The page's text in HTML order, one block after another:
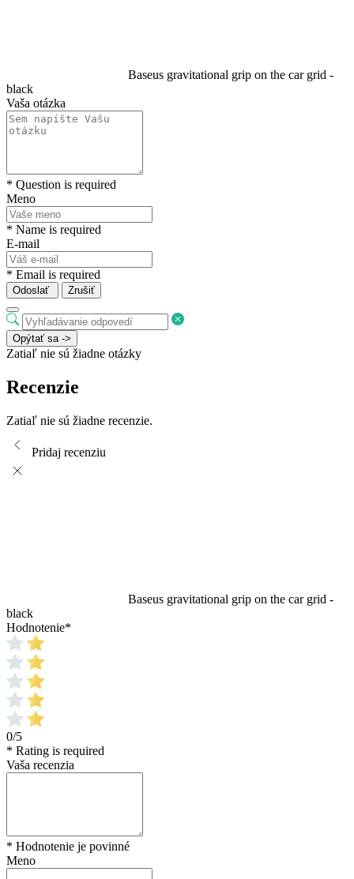
Baseus gravitational grip on the car grid -
black
Vaša otázka
* Question is required
Meno
* Name is required
E-mail
* Email is required
Odoslať Zrušiť
Opýtať sa ->
Zatiaľ nie sú žiadne otázky
Recenzie
Zatiaľ nie sú žiadne recenzie.
Pridaj recenziu
Baseus gravitational grip on the car grid -
black
Hodnotenie*
0/5
* Rating is required
Vaša recenzia
* Hodnotenie je povinné
Meno